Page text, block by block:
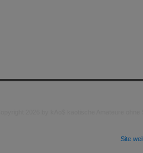
Site